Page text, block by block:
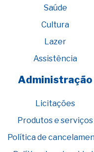
Saúde
Cultura
Lazer
Assistência
Administração
Licitações
Produtos e serviços
Política de